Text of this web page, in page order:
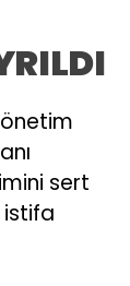
sert
istifa